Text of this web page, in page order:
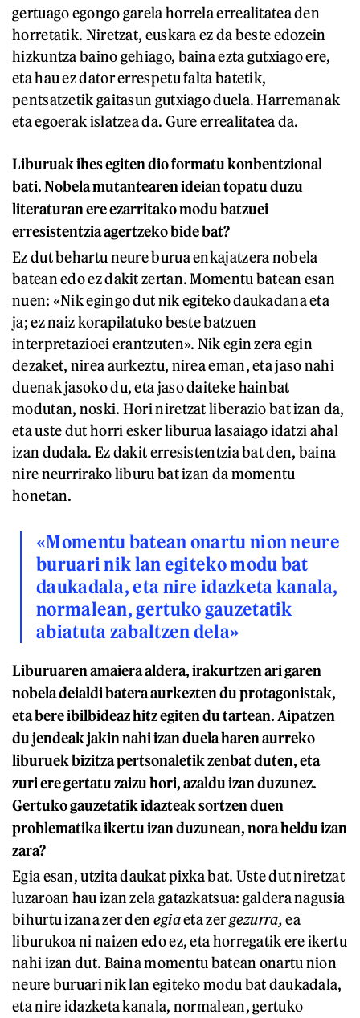
gertuago egongo garela horrela errealitatea den
horretatik. Niretzat, euskara ez da beste edozein
hizkuntza baino gehiago, baina ezta gutxiago ere,
eta hau ez dator errespetu falta batetik,
pentsatzetik gaitasun gutxiago duela. Harremanak
eta egoerak islatzea da. Gure errealitatea da.
Liburuak ihes egiten dio formatu konbentzional
bati. Nobela mutantearen ideian topatu duzu
literaturan ere ezarritako modu batzuei
erresistentzia agertzeko bide bat?
Ez dut behartu neure burua enkajatzera nobela
batean edo ez dakit zertan. Momentu batean esan
nuen: «Nik egingo dut nik egiteko daukadana eta
ja; ez naiz korapilatuko beste batzuen
interpretazioei erantzuten». Nik egin zera egin
dezaket, nirea aurkeztu, nirea eman, eta jaso nahi
duenak jasoko du, eta jaso daiteke hainbat
modutan, noski. Hori niretzat liberazio bat izan da,
eta uste dut horri esker liburua lasaiago idatzi ahal
izan dudala. Ez dakit erresistentzia bat den, baina
nire neurrirako liburu bat izan da momentu
honetan.
«Momentu batean onartu nion neure
buruari nik lan egiteko modu bat
daukadala, eta nire idazketa kanala,
normalean, gertuko gauzetatik
abiatuta zabaltzen dela»
Liburuaren amaiera aldera, irakurtzen ari garen
nobela deialdi batera aurkezten du protagonistak,
eta bere ibilbideaz hitz egiten du tartean. Aipatzen
du jendeak jakin nahi izan duela haren aurreko
liburuek bizitza pertsonaletik zenbat duten, eta
zuri ere gertatu zaizu hori, azaldu izan duzunez.
Gertuko gauzetatik idazteak sortzen duen
problematika ikertu izan duzunean, nora heldu izan
zara?
Egia esan, utzita daukat pixka bat. Uste dut niretzat
luzaroan hau izan zela gatazkatsua: galdera nagusia
bihurtu izana zer den egiaeta zergezurra,ea
liburukoa ni naizen edo ez, eta horregatik ere ikertu
nahi izan dut. Baina momentu batean onartu nion
neure buruari nik lan egiteko modu bat daukadala,
eta nire idazketa kanala, normalean, gertuko